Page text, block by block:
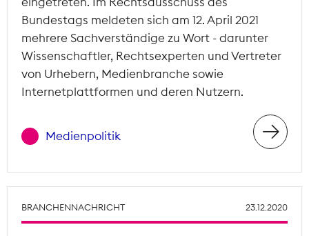
Bundestags meldeten sich am 12. April 2021
mehrere Sachverständige zu Wort - darunter
Wissenschaftler, Rechtsexperten und Vertreter
von Urhebern, Medienbranche sowie
Internetplattformen und deren Nutzern.
Medienpolitik
BRANCHENNACHRICHT 23.12.2020